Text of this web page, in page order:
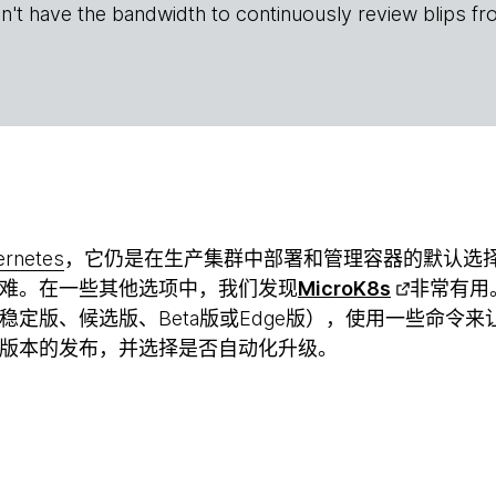
have the bandwidth to continuously review blips
，它仍是在生产集群中部署和管理容器的默认选
。在一些其他选项中，我们发现MicroK8s
非常有用
定版、候选版、Beta版或Edge版），使用一些命令
本的发布，并选择是否自动化升级。